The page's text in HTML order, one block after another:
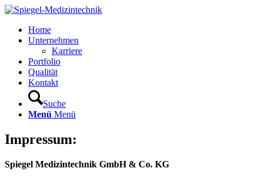
Home
Unternehmen
Karriere
Portfolio
Qualität
Kontakt
Suche
Menü Menü
Impressum:
Spiegel Medizintechnik GmbH & Co. KG